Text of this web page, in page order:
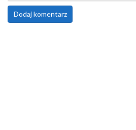
Dodaj komentarz